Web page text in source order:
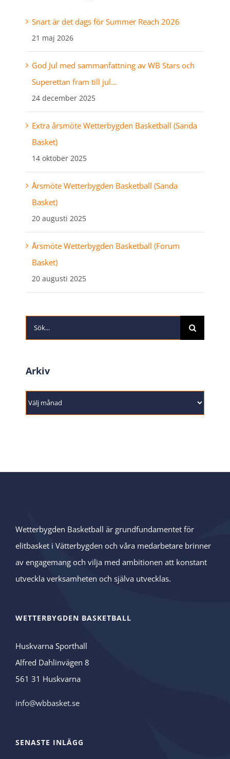
Snart är det dags för Summer Reach 2026
21 maj 2026
God Jul med sammanfattning av WB Stars och
Superettan fram till jul…
24 december 2025
Extra årsmöte Wetterbygden Basketball (Sanda
Basket)
14 oktober 2025
Årsmöte Wetterbygden Basketball (Sanda
Basket)
20 augusti 2025
Årsmöte Wetterbygden Basketball (Forum
Basket)
20 augusti 2025
Sök
efter:
Arkiv
Arkiv
Wetterbygden Basketball är grundfundamentet för
elitbasket i Vätterbygden och våra medarbetare brinner
av engagemang och vilja med ambitionen att konstant
utveckla verksamheten och själva utvecklas.
WETTERBYGDEN BASKETBALL
Huskvarna Sporthall
Alfred Dahlinvägen 8
561 31 Huskvarna
info@wbbasket.se
SENASTE INLÄGG